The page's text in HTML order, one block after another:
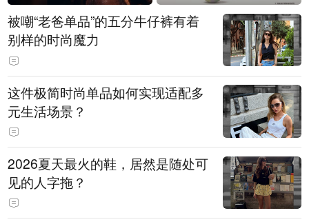
被嘲“老爸单品”的五分牛仔裤有着
别样的时尚魔力
这件极简时尚单品如何实现适配多
元生活场景？
2026夏天最火的鞋，居然是随处可
见的人字拖？